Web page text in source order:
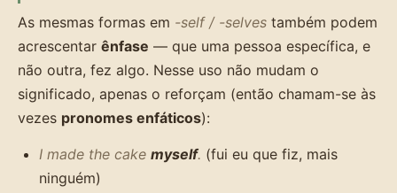
As mesmas formas em -self / -selves também podem
acrescentar ênfase — que uma pessoa específica, e
não outra, fez algo. Nesse uso não mudam o
significado, apenas o reforçam (então chamam-se às
vezes pronomes enfáticos):
I made the cake myself. (fui eu que fiz, mais
ninguém)